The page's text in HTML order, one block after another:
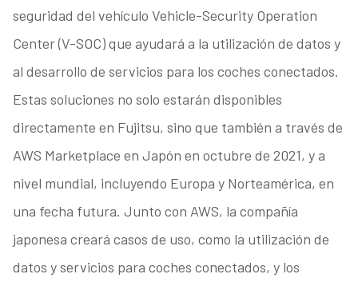
seguridad del vehículo Vehicle-Security Operation
Center (V-SOC) que ayudará a la utilización de datos y
al desarrollo de servicios para los coches conectados.
Estas soluciones no solo estarán disponibles
directamente en Fujitsu, sino que también a través de
AWS Marketplace en Japón en octubre de 2021, y a
nivel mundial, incluyendo Europa y Norteamérica, en
una fecha futura. Junto con AWS, la compañía
japonesa creará casos de uso, como la utilización de
datos y servicios para coches conectados, y los